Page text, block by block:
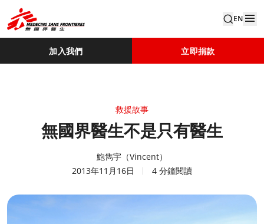
EN
加入我們 立即捐款
救援故事
無國界醫生不是只有醫生
鮑雋宇（Vincent）
2013年11月16日
4 分鐘閱讀